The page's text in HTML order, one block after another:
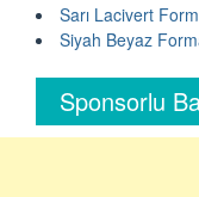
Sarı Lacivert
Siyah Beyaz
Sponsorlu